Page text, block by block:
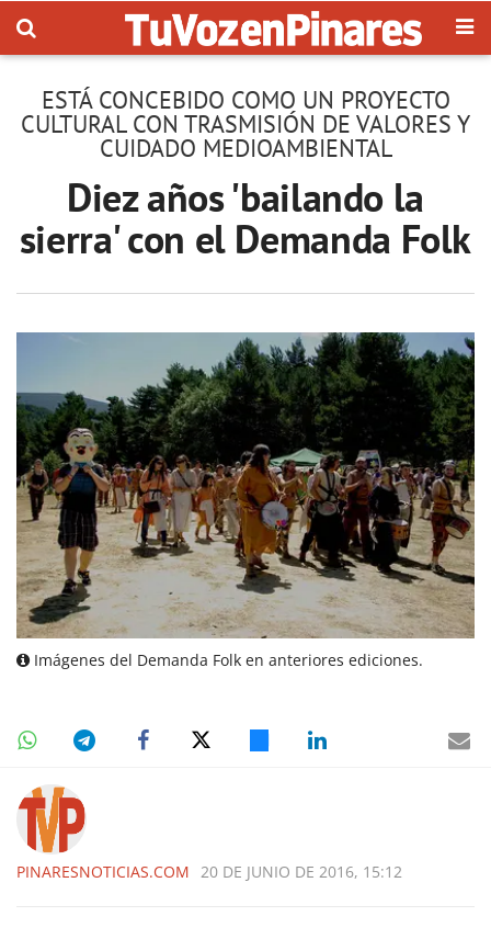
ESTÁ CONCEBIDO COMO UN PROYECTO
CULTURAL CON TRASMISIÓN DE VALORES Y
CUIDADO MEDIOAMBIENTAL
Diez años 'bailando la
sierra' con el Demanda Folk
Imágenes del Demanda Folk en anteriores ediciones.
PINARESNOTICIAS.COM 20 DE JUNIO DE 2016, 15:12